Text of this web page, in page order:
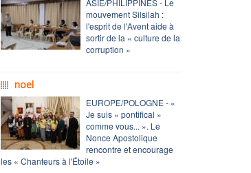
mouvement Silsilah :
l'esprit de l'Avent aide à
sortir de la « culture de la
corruption »
noel
EUROPE/POLOGNE - «
Je suis « pontifical »
comme vous... ». Le
Nonce Apostolique
rencontre et encourage
les « Chanteurs à l'Étoile »